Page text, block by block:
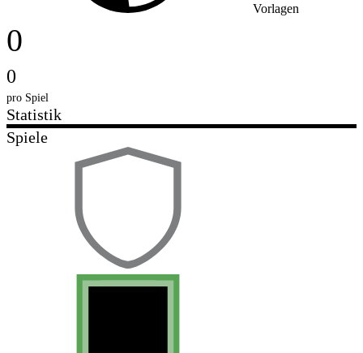
Vorlagen
0
0
pro Spiel
Statistik
Spiele